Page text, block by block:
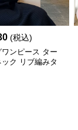
(税込)
ワンピース ター
ック リブ編みタ